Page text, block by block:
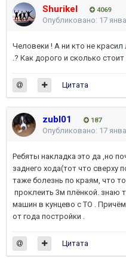
Shurikel 4069
Опубликовано: 17
Человеки ! А ни кто не
.? Как дорого и сколько стоит
Цитата
zubl01 187
Опубликовано: 17
Ребяты накладка это да ,но
заднего хода(тот что сверху
таже болезнь по краям, что
проклеить 3м плёнкой. знаю
машин в кунцево с ТО .
от года постройки .
Цитата